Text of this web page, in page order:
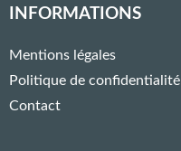
INFORMATIONS
Mentions légales
Politique de confidentialité
Contact